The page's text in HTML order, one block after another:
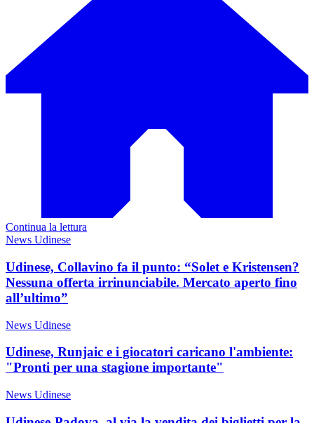
Continua la lettura
News Udinese
Udinese, Collavino fa il punto: “Solet e Kristensen?
Nessuna offerta irrinunciabile. Mercato aperto fino
all’ultimo”
News Udinese
Udinese, Runjaic e i giocatori caricano l'ambiente:
"Pronti per una stagione importante"
News Udinese